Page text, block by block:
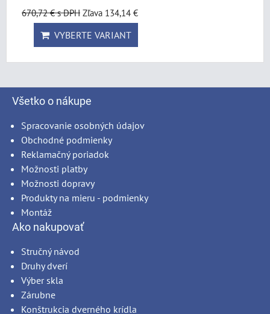
670,72 €s DPH Zľava 134,14 €
VYBERTE VARIANT
Všetko o nákupe
Spracovanie osobných údajov
Obchodné podmienky
Reklamačný poriadok
Možnosti platby
Možnosti dopravy
Produkty na mieru - podmienky
Montáž
Ako nakupovať
Stručný návod
Druhy dverí
Výber skla
Zárubne
Konštrukcia dverného krídla